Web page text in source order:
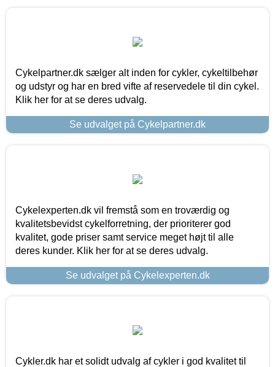
Cykelpartner.dk sælger alt inden for cykler, cykeltilbehør
og udstyr og har en bred vifte af reservedele til din cykel.
Klik her for at se deres udvalg.
Se udvalget på Cykelpartner.dk
Cykelexperten.dk vil fremstå som en troværdig og
kvalitetsbevidst cykelforretning, der prioriterer god
kvalitet, gode priser samt service meget højt til alle
deres kunder. Klik her for at se deres udvalg.
Se udvalget på Cykelexperten.dk
Cykler.dk har et solidt udvalg af cykler i god kvalitet til